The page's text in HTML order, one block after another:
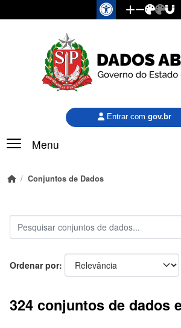
Pular para o conteúdo principal
Menu
Entrar com gov.br
Conjuntos de Dados
Ordenar por
324 conjuntos de dados